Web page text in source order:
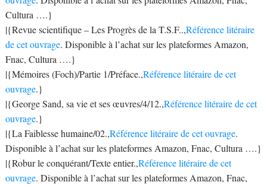
Cultura ….}
|{Revue scientifique – Les Progrès de la T.S.F..,Référence litéraire
de cet ouvrage. Disponible à l’achat sur les plateformes Amazon,
Fnac, Cultura ….}
|{Mémoires (Foch)/Partie 1/Préface.,Référence litéraire de cet
ouvrage.}
|{George Sand, sa vie et ses œuvres/4/12.,Référence litéraire de cet
ouvrage.}
|{La Faiblesse humaine/02.,Référence litéraire de cet ouvrage.
Disponible à l’achat sur les plateformes Amazon, Fnac, Cultura ….}
|{Robur le conquérant/Texte entier.,Référence litéraire de cet
ouvrage. Disponible à l’achat sur les plateformes Amazon, Fnac,